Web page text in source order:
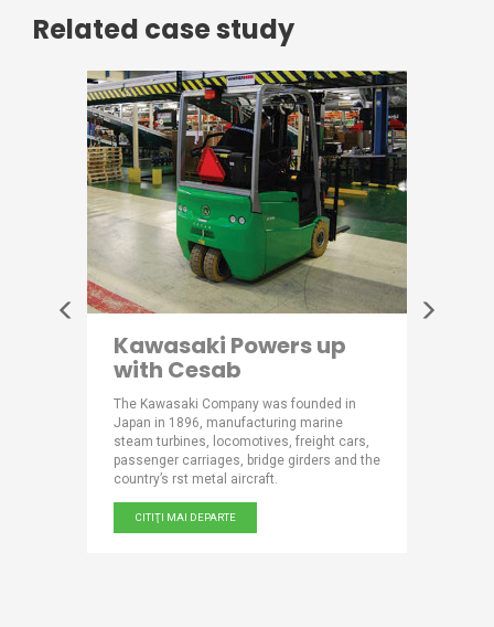
Related case study
Kawasaki Powers up
with Cesab
The Kawasaki Company was founded in
Japan in 1896, manufacturing marine
steam turbines, locomotives, freight cars,
passenger carriages, bridge girders and the
country’s rst metal aircraft.
CITIŢI MAI DEPARTE